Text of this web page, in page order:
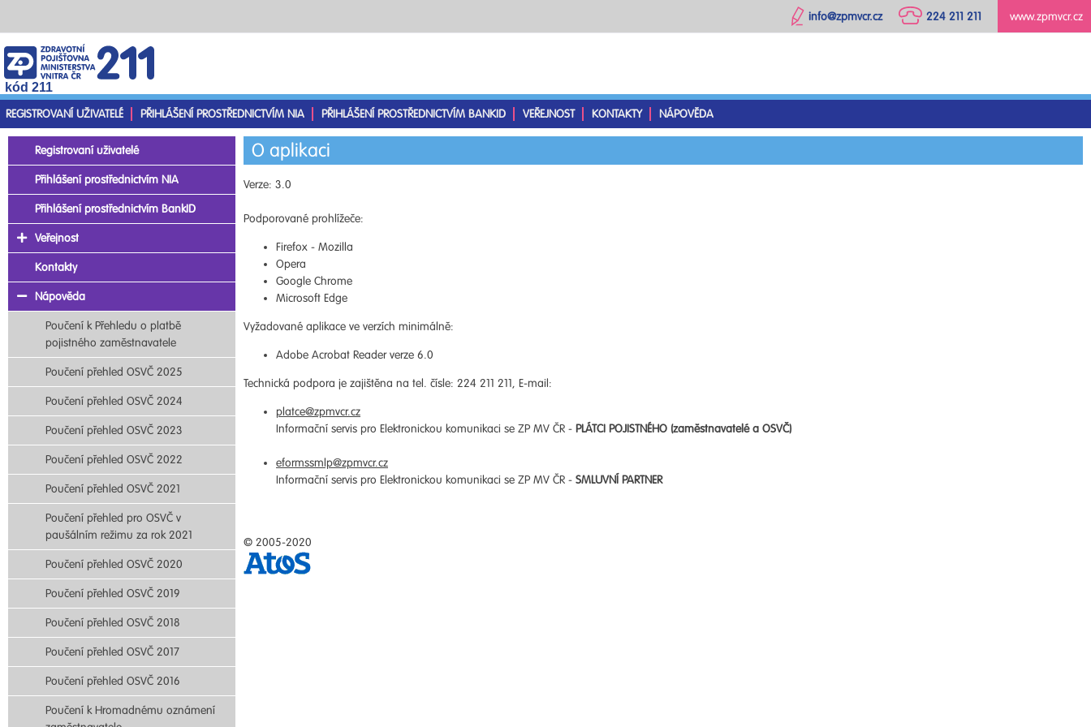
www.zpmvcr.cz
224 211 211
info@zpmvcr.cz
kód 211
REGISTROVANÍ UŽIVATELÉ
PŘIHLÁŠENÍ PROSTŘEDNICTVÍM NIA PŘIHLÁŠENÍ PROSTŘEDNICTVÍM BANKID VEŘEJNOST KONTAKTY NÁPOVĚDA
O aplikaci
Verze: 3.0
Podporované prohlížeče:
Firefox - Mozilla
Opera
Google Chrome
Microsoft Edge
Vyžadované aplikace ve verzích minimálně:
Adobe Acrobat Reader verze 6.0
Technická podpora je zajištěna na tel. čísle: 224 211 211, E-mail:
platce@zpmvcr.cz
Informační servis pro Elektronickou komunikaci se ZP MV ČR - PLÁTCI POJISTNÉHO (zaměstnavatelé a OSVČ)
eformssmlp@zpmvcr.cz
Informační servis pro Elektronickou komunikaci se ZP MV ČR - SMLUVNÍ PARTNER
© 2005-2020
Registrovaní uživatelé
Přihlášení prostřednictvím NIA
Přihlášení prostřednictvím BankID
Veřejnost
Kontakty
Nápověda
Poučení k Přehledu o platbě
pojistného zaměstnavatele
Poučení přehled OSVČ 2025
Poučení přehled OSVČ 2024
Poučení přehled OSVČ 2023
Poučení přehled OSVČ 2022
Poučení přehled OSVČ 2021
Poučení přehled pro OSVČ v
paušálním režimu za rok 2021
Poučení přehled OSVČ 2020
Poučení přehled OSVČ 2019
Poučení přehled OSVČ 2018
Poučení přehled OSVČ 2017
Poučení přehled OSVČ 2016
Poučení k Hromadnému oznámení